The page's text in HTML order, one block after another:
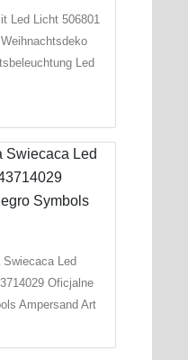
Led Licht 506801
Led
Swiecaca Led
Oficjalne
Ampersand Art